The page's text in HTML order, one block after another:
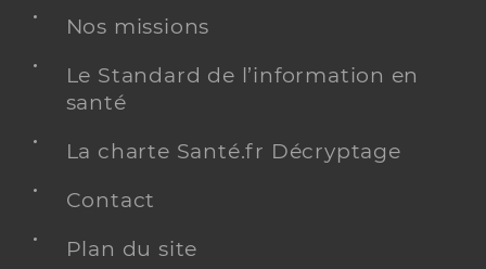
Nos missions
Le Standard de l’information en
santé
La charte Santé.fr Décryptage
Contact
Plan du site